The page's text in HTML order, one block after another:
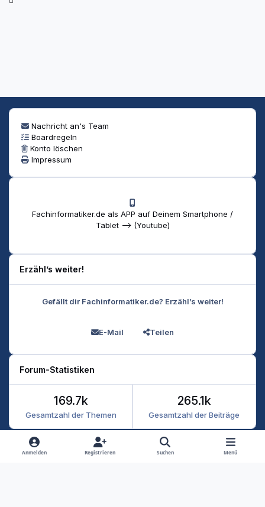
Nachricht an's Team
Boardregeln
Konto löschen
Impressum
Fachinformatiker.de als APP auf Deinem Smartphone /
Tablet --> (Youtube)
Erzähl’s weiter!
Gefällt dir Fachinformatiker.de? Erzähl’s weiter!
E-Mail Teilen
Forum-Statistiken
Gesamtzahl der Themen
169.7k
Gesamtzahl der Beiträge
265.1k
Heller Modus
Dunkler Modus
Systemeinstellung
Anmelden Registrieren Suchen Menü